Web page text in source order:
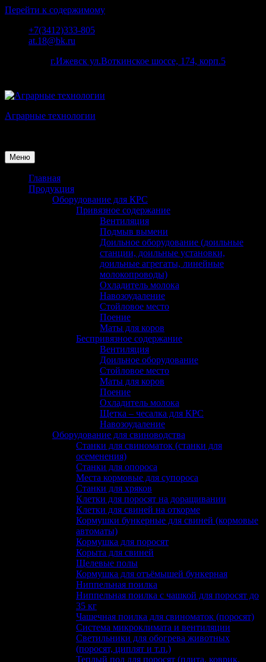
Перейти к содержимому
+7(3412)333-805
at.18@bk.ru
г.Ижевск ул.Воткинское шоссе, 174, корп.5
Аграрные технологии
Меню
Главная
Продукция
Оборудование для КРС
Привязное содержание
Вентиляция
Подмыв вымени
Доильное оборудование (доильные
станции, доильные установки,
доильные агрегаты, линейные
молокопроводы)
Охладитель молока
Навозоудаление
Стойловое место
Поение
Маты для коров
Беспривязное содержание
Вентиляция
Доильное оборудование
Стойловое место
Маты для коров
Поение
Охладитель молока
Щетка – чесалка для КРС
Навозоудаление
Оборудование для свиноводства
Станки для свиноматок (станки для
осеменения)
Станки для опороса
Места кормовые для супороса
Станки для хряков
Клетки для поросят на доращивании
Клетки для свиней на откорме
Кормушки бункерные для свиней (кормовые
автоматы)
Кормушка для поросят
Корыта для свиней
Щелевые полы
Кормушка для отъёмышей бункерная
Ниппельная поилка
Ниппельная поилка с чашкой для поросят до
35 кг
Чашечная поилка для свиноматок (поросят)
Система микроклимата и вентиляции
Светильники для обогрева животных
(поросят, циплят и т.п.)
Теплый пол для поросят (плита, коврик,